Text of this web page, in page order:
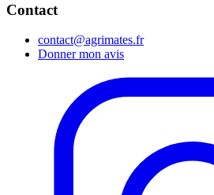
Contact
contact@agrimates.fr
Donner mon avis